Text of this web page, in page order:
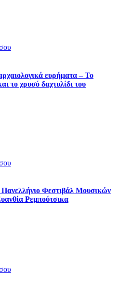
ευρήματα – Το
το χρυσό δαχτυλίδι του
Φεστιβάλ Μουσικών
Ρεμπούτσικα